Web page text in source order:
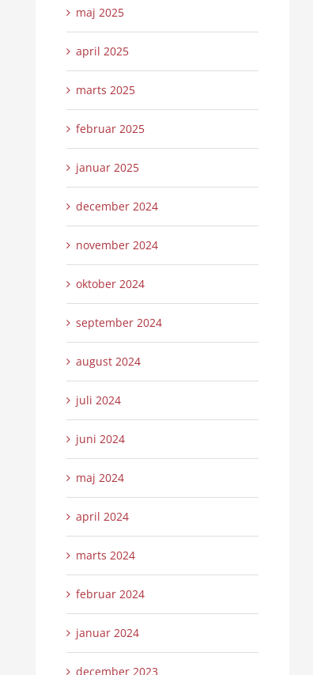
maj 2025
april 2025
marts 2025
februar 2025
januar 2025
december 2024
november 2024
oktober 2024
september 2024
august 2024
juli 2024
juni 2024
maj 2024
april 2024
marts 2024
februar 2024
januar 2024
december 2023